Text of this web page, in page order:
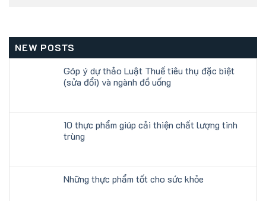
NEW POSTS
Góp ý dự thảo Luật Thuế tiêu thụ đặc biệt
(sửa đổi) và ngành đồ uống
10 thực phẩm giúp cải thiện chất lượng tinh
trùng
Những thực phẩm tốt cho sức khỏe